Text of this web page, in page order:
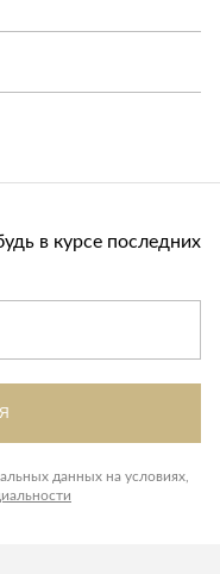
в курсе последних
данных на условиях,